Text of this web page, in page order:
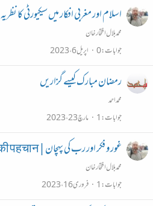
اسلام اور مغربی افکار میں سیکیورٹی کا نظریہ
محمد بلال افتخار خان
جوابات 0 اپریل 6، 2023
رمضان مبارک کیسے گزاریں
محمداحمد
جوابات 1 مارچ 23، 2023
غور و فکر اور رب کی پہچان|चिंतन और प्रभु की पहचान
محمد بلال افتخار خان
جوابات 1 فروری 16، 2023